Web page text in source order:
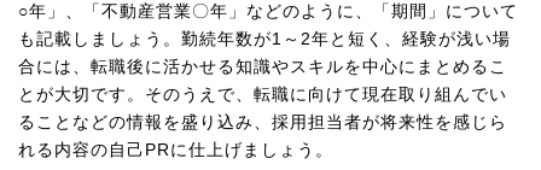
○年」、「不動産営業〇年」などのように、「期間」について
も記載しましょう。勤続年数が1～2年と短く、経験が浅い場
合には、転職後に活かせる知識やスキルを中心にまとめるこ
とが大切です。そのうえで、転職に向けて現在取り組んでい
ることなどの情報を盛り込み、採用担当者が将来性を感じら
れる内容の自己PRに仕上げましょう。